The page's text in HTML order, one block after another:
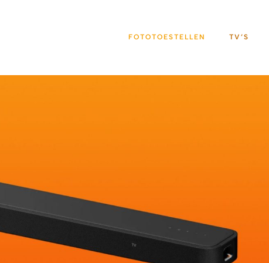
FOTOTOESTELLEN TV’S